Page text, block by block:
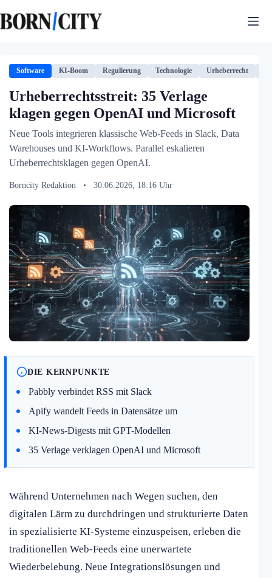
Inhalt
springen
Software KI-Boom Regulierung Technologie Urheberrecht
Urheberrechtsstreit: 35 Verlage
klagen gegen OpenAI und Microsoft
Neue Tools integrieren klassische Web-Feeds in Slack, Data
Warehouses und KI-Workflows. Parallel eskalieren
Urheberrechtsklagen gegen OpenAI.
Borncity Redaktion • 30.06.2026, 18:16 Uhr
DIE KERNPUNKTE
Pabbly verbindet RSS mit Slack
Apify wandelt Feeds in Datensätze um
KI-News-Digests mit GPT-Modellen
35 Verlage verklagen OpenAI und Microsoft
Während Unternehmen nach Wegen suchen, den
digitalen Lärm zu durchdringen und strukturierte Daten
in spezialisierte KI-Systeme einzuspeisen, erleben die
traditionellen Web-Feeds eine unerwartete
Wiederbelebung. Neue Integrationslösungen und